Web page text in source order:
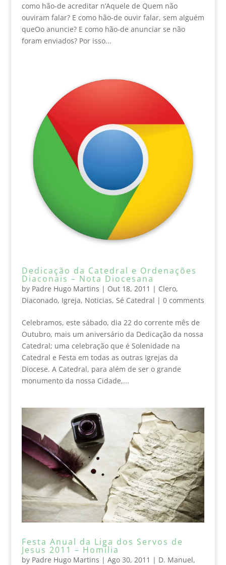
como hão-de acreditar n’Aquele de Quem não
ouviram falar? E como hão-de ouvir falar, sem alguém
queOo anuncie? E como hão-de anunciar se não
foram enviados? Por isso...
Dedicação da Catedral e Ordenações
Diaconais – Nota Diocesana
by Padre Hugo Martins | Out 18, 2011 | Clero,
Diaconado, Igreja, Noticias, Sé Catedral | 0 comments
Celebramos, este sábado, dia 22 do corrente mês de
Outubro, mais um aniversário da Dedicação da nossa
Catedral; uma celebração que é Solenidade na
Catedral e Festa em todas as outras Igrejas da
Diocese. A Catedral, para além de ser o grande
monumento da nossa Cidade,...
Festa Anual da Liga dos Servos de
Jesus 2011 – Homilia
by Padre Hugo Martins | Ago 30, 2011 | D. Manuel,